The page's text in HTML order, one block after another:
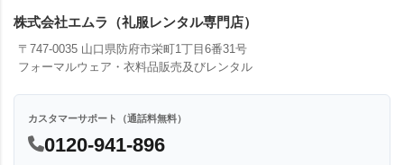
株式会社エムラ（礼服レンタル専門店）
〒747-0035 山口県防府市栄町1丁目6番31号
フォーマルウェア・衣料品販売及びレンタル
カスタマーサポート（通話料無料）
0120-941-896